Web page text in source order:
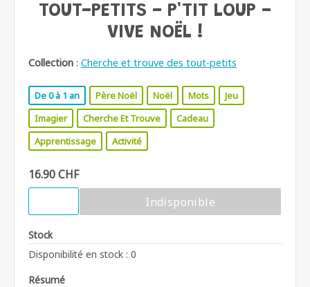
TOUT-PETITS - P'TIT LOUP -
VIVE NOËL !
Collection : Cherche et trouve des tout-petits
De 0 à 1 an Père Noël Noël Mots
Jeu
Imagier
Cherche Et Trouve
Cadeau
Apprentissage
Activité
16.90 CHF
Indisponible
Stock
Disponibilité en stock : 0
Résumé